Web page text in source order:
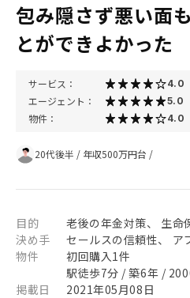
包み隠さず悪い面
とができよかった
サービス： 4.0
エージェント： 5.0
物件： 4.0
20代後半 / 年収500万円台 /
目的
老後の年金対策、 生命
決め手
セールスの信頼性、 ア
物件
初回購入1件
駅徒歩7分 / 築6年 /
掲載日
2021年05月08日